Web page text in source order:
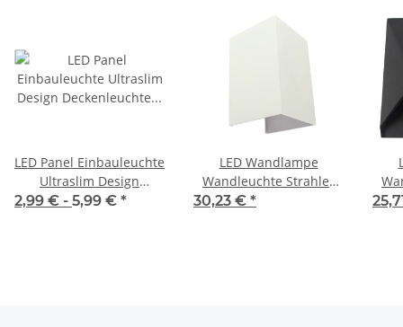
LED Panel Einbauleuchte
Ultraslim Design
Deckenleuchte Einbau
2,99 € - 5,99 € *
LED Wandlampe
Wandleuchte Strahler
Außenbeleuchtung LED
30,23 € *